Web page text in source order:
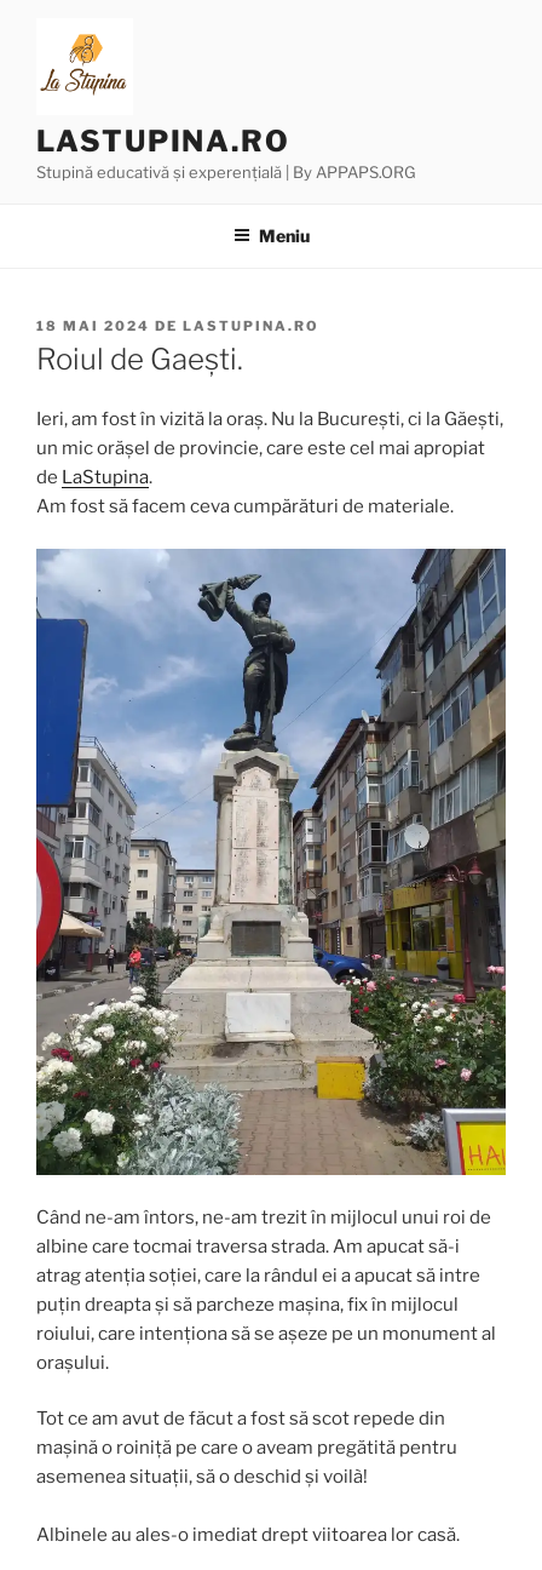
conținut
LASTUPINA.RO
Stupină educativă și experențială | By APPAPS.ORG
Meniu
PUBLICAT
PE
18 MAI 2024 DE LASTUPINA.RO
Roiul de Gaești.
Ieri, am fost în vizită la oraș. Nu la București, ci la Găești,
un mic orășel de provincie, care este cel mai apropiat
de LaStupina.
Am fost să facem ceva cumpărături de materiale.
Când ne-am întors, ne-am trezit în mijlocul unui roi de
albine care tocmai traversa strada. Am apucat să-i
atrag atenția soției, care la rândul ei a apucat să intre
puțin dreapta și să parcheze mașina, fix în mijlocul
roiului, care intenționa să se așeze pe un monument al
orașului.
Tot ce am avut de făcut a fost să scot repede din
mașină o roiniță pe care o aveam pregătită pentru
asemenea situații, să o deschid și voilà!
Albinele au ales-o imediat drept viitoarea lor casă.